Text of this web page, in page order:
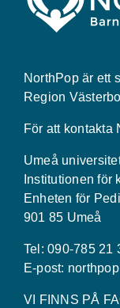
NorthPop är ett
Region
För att kontakta
Umeå
Institutionen för
Enheten för
901 85 Umeå
Tel: 090-785 21
E-post:
VI FINNS PÅ